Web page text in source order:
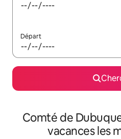
Départ
Comté de
vacances les